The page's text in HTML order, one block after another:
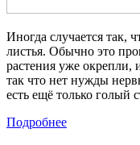
Иногда случается так,
листья. Обычно это
растения уже окрепли,
так что нет нужды
есть ещё только голый
Подробнее